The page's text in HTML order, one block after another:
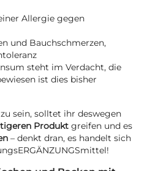
Allergie gegen
und Bauchschmerzen,
steht im Verdacht, die
ist dies bisher
sein, solltet ihr deswegen
Produkt greifen und es
– denkt dran, es handelt sich